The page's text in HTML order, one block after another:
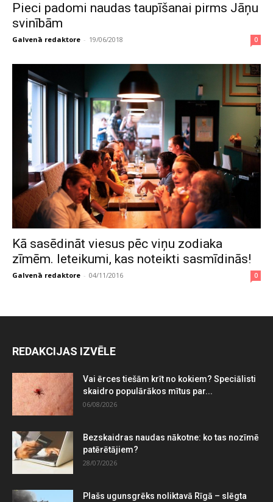
Pieci padomi naudas taupīšanai pirms Jāņu
svinībām
Galvenā redaktore - 19/06/2018 0
Kā sasēdināt viesus pēc viņu zodiaka
zīmēm. Ieteikumi, kas noteikti sasmīdinās!
Galvenā redaktore - 04/11/2016 0
REDAKCIJAS IZVĒLE
Vai ērces tiešām krīt no kokiem? Speciālisti
skaidro populārākos mītus par...
06/08/2026
Bezskaidras naudas nākotne: ko tas nozīmē
patērētājiem?
28/07/2026
Plašs ugunsgrēks noliktavā Rīgā – slēgta